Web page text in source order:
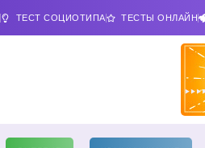
ТЕСТ СОЦИОТИПА ТЕСТЫ ОНЛАЙН